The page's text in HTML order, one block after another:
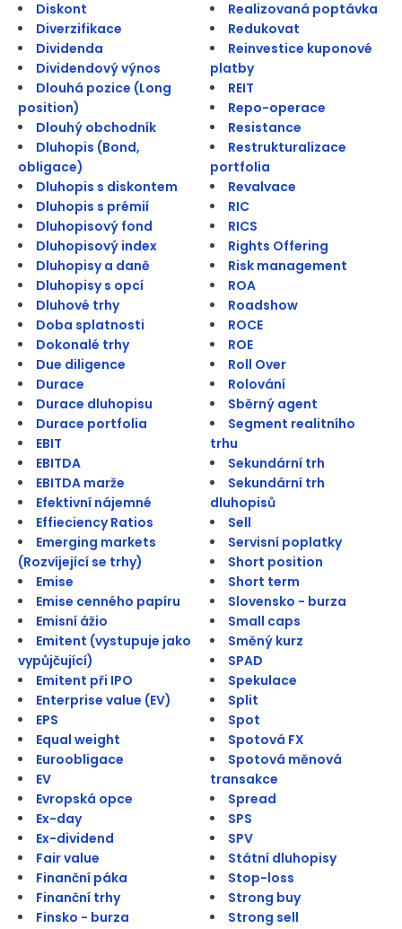
Diskont
Diverzifikace
Dividenda
Dividendový výnos
Dlouhá pozice (Long
position)
Dlouhý obchodník
Dluhopis (Bond,
obligace)
Dluhopis s diskontem
Dluhopis s prémií
Dluhopisový fond
Dluhopisový index
Dluhopisy a daně
Dluhopisy s opcí
Dluhové trhy
Doba splatnosti
Dokonalé trhy
Due diligence
Durace
Durace dluhopisu
Durace portfolia
EBIT
EBITDA
EBITDA marže
Efektivní nájemné
Effieciency Ratios
Emerging markets
(Rozvíjející se trhy)
Emise
Emise cenného papíru
Emisní ážio
Emitent (vystupuje jako
vypůjčující)
Emitent při IPO
Enterprise value (EV)
EPS
Equal weight
Euroobligace
EV
Evropská opce
Ex-day
Ex-dividend
Fair value
Finanční páka
Finanční trhy
Finsko - burza
Realizovaná poptávka
Redukovat
Reinvestice kuponové
platby
REIT
Repo-operace
Resistance
Restrukturalizace
portfolia
Revalvace
RIC
RICS
Rights Offering
Risk management
ROA
Roadshow
ROCE
ROE
Roll Over
Rolování
Sběrný agent
Segment realitního
trhu
Sekundární trh
Sekundární trh
dluhopisů
Sell
Servisní poplatky
Short position
Short term
Slovensko - burza
Small caps
Směný kurz
SPAD
Spekulace
Split
Spot
Spotová FX
Spotová měnová
transakce
Spread
SPS
SPV
Státní dluhopisy
Stop-loss
Strong buy
Strong sell